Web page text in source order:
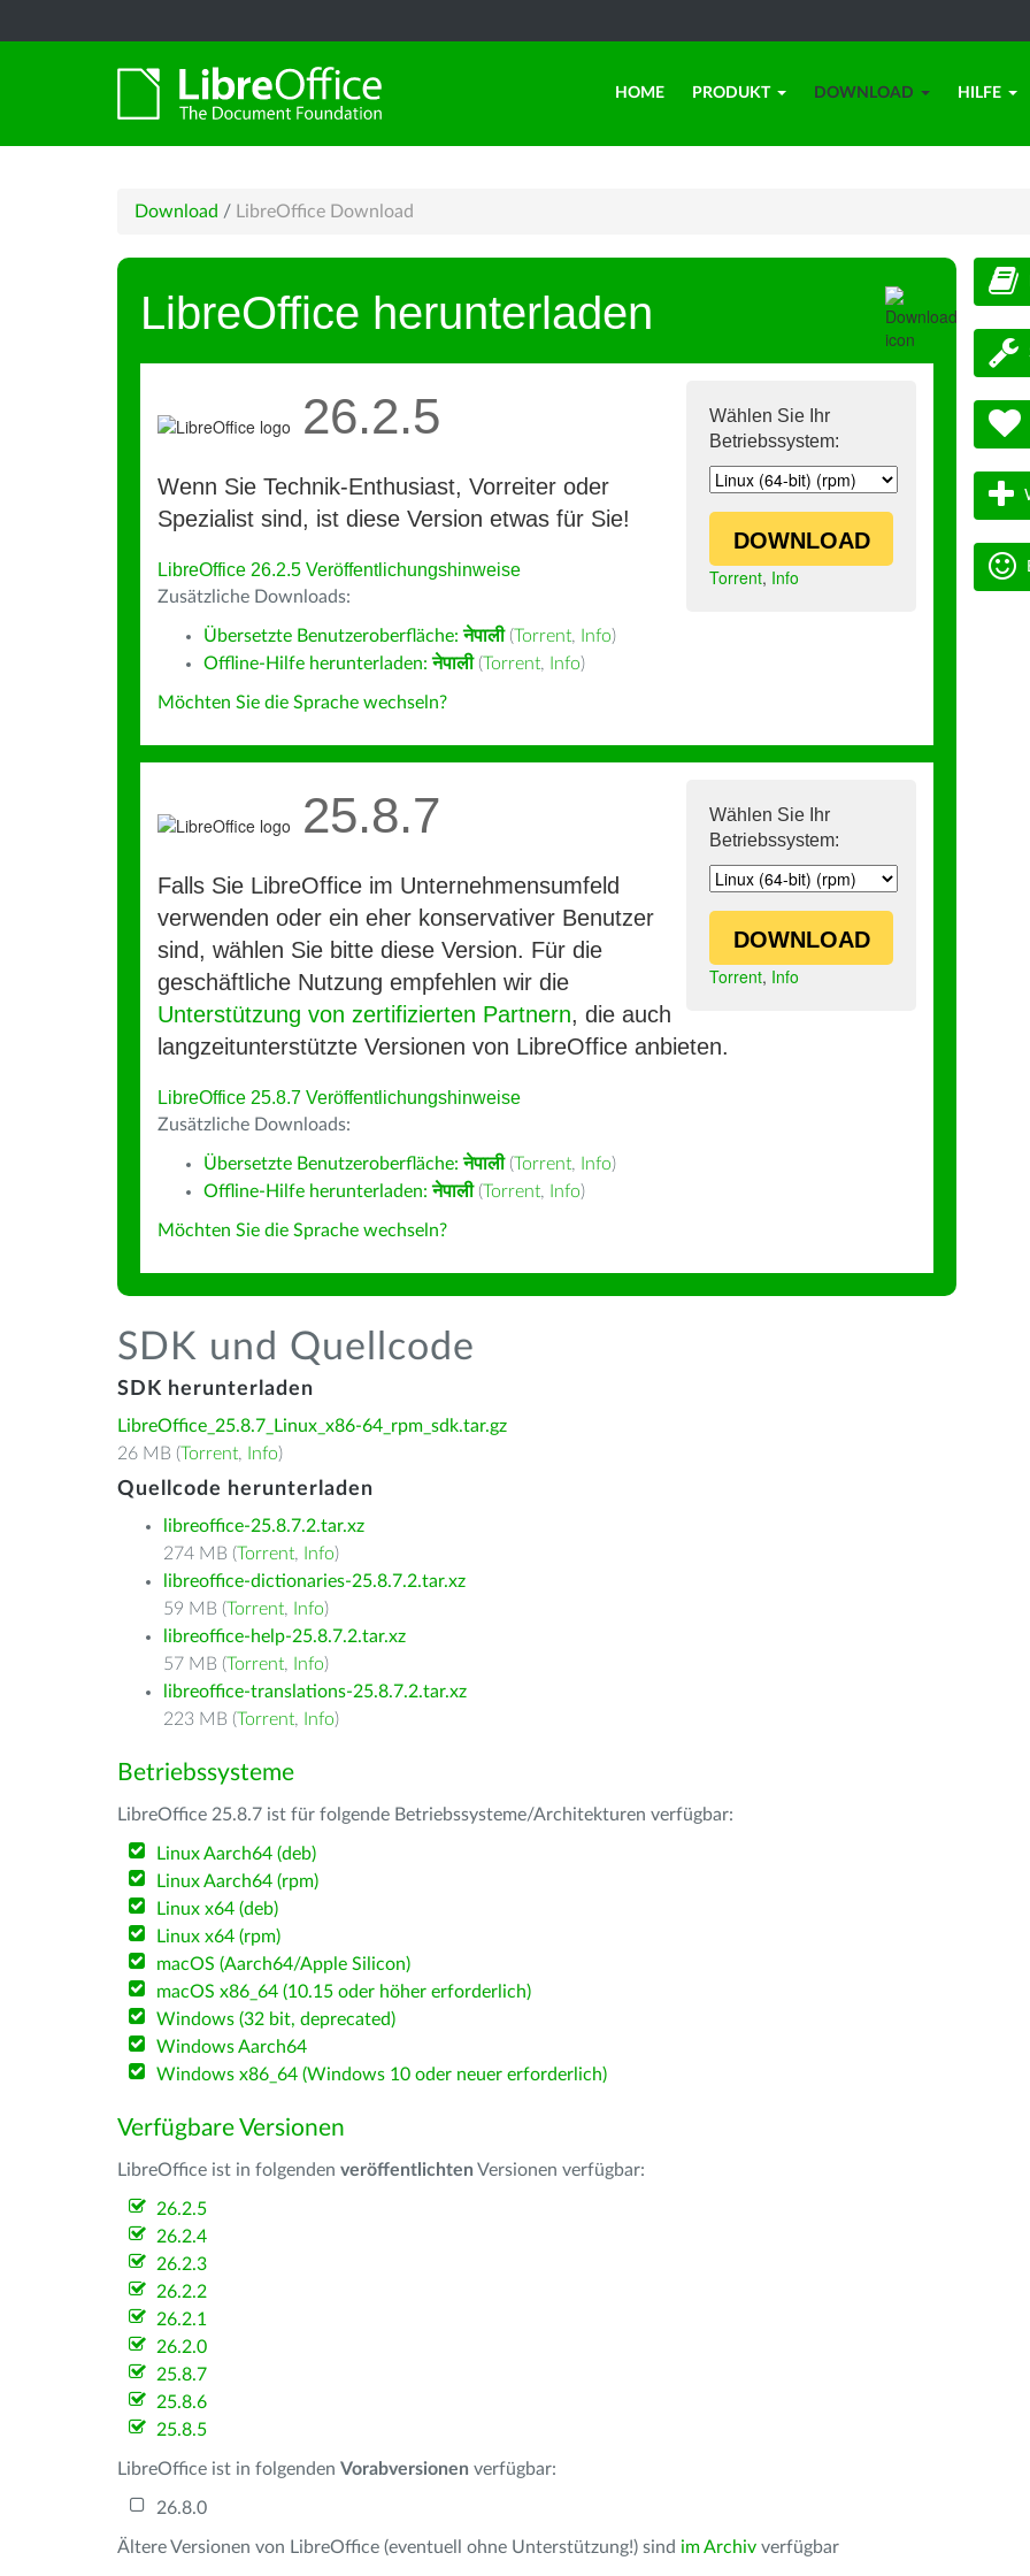
HOME PRODUKT DOWNLOAD HILFE
Download / LibreOffice Download
LibreOffice herunterladen
Wählen Sie Ihr
Betriebssystem:
DOWNLOAD
Torrent, Info
26.2.5
Wenn Sie Technik-Enthusiast, Vorreiter oder
Spezialist sind, ist diese Version etwas für Sie!
LibreOffice 26.2.5 Veröffentlichungshinweise
Zusätzliche Downloads:
Übersetzte Benutzeroberfläche:नेपाली (Torrent, Info)
Offline-Hilfe herunterladen:नेपाली (Torrent, Info)
Möchten Sie die Sprache wechseln?
Wählen Sie Ihr
Betriebssystem:
DOWNLOAD
Torrent, Info
25.8.7
Falls Sie LibreOffice im Unternehmensumfeld
verwenden oder ein eher konservativer Benutzer
sind, wählen Sie bitte diese Version. Für die
geschäftliche Nutzung empfehlen wir die
Unterstützung von zertifizierten Partnern, die auch
langzeitunterstützte Versionen von LibreOffice anbieten.
LibreOffice 25.8.7 Veröffentlichungshinweise
Zusätzliche Downloads:
Übersetzte Benutzeroberfläche:नेपाली (Torrent, Info)
Offline-Hilfe herunterladen:नेपाली (Torrent, Info)
Möchten Sie die Sprache wechseln?
SDK und Quellcode
SDK herunterladen
LibreOffice_25.8.7_Linux_x86-64_rpm_sdk.tar.gz
26 MB (Torrent, Info)
Quellcode herunterladen
libreoffice-25.8.7.2.tar.xz
274 MB (Torrent, Info)
libreoffice-dictionaries-25.8.7.2.tar.xz
59 MB (Torrent, Info)
libreoffice-help-25.8.7.2.tar.xz
57 MB (Torrent, Info)
libreoffice-translations-25.8.7.2.tar.xz
223 MB (Torrent, Info)
Betriebssysteme
LibreOffice 25.8.7 ist für folgende Betriebssysteme/Architekturen verfügbar:
Linux Aarch64 (deb)
Linux Aarch64 (rpm)
Linux x64 (deb)
Linux x64 (rpm)
macOS (Aarch64/Apple Silicon)
macOS x86_64 (10.15 oder höher erforderlich)
Windows (32 bit, deprecated)
Windows Aarch64
Windows x86_64 (Windows 10 oder neuer erforderlich)
Verfügbare Versionen
LibreOffice ist in folgenden veröffentlichten Versionen verfügbar:
26.2.5
26.2.4
26.2.3
26.2.2
26.2.1
26.2.0
25.8.7
25.8.6
25.8.5
LibreOffice ist in folgenden Vorabversionen verfügbar:
26.8.0
Ältere Versionen von LibreOffice (eventuell ohne Unterstützung!) sind im Archiv verfügbar